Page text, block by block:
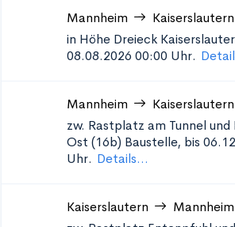
Mannheim Kaiserslautern
in Höhe Dreieck
08.08.2026 00:00 Uhr.
Mannheim Kaiserslautern
zw. Rastplatz am Tunnel
Ost (16b) Baustelle, bis
Uhr. Details...
Kaiserslautern Mannheim